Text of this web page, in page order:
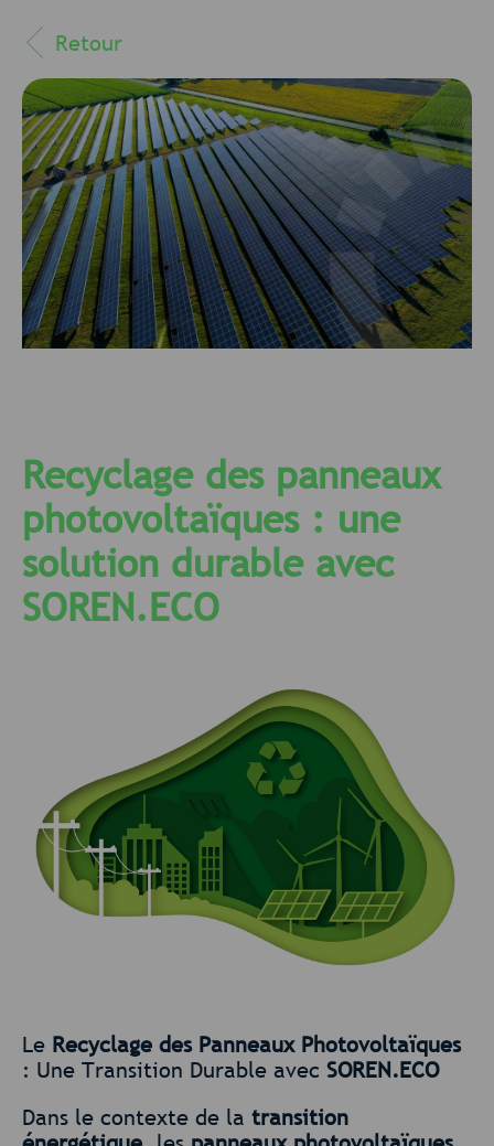
Retour
Recyclage des panneaux
photovoltaïques : une
solution durable avec
SOREN.ECO
Le Recyclage des Panneaux Photovoltaïques
: Une Transition Durable avec SOREN.ECO
Dans le contexte de la transition